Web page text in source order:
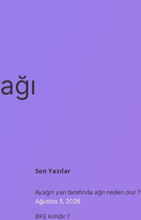
SIDEBAR
Son Yazılar
Ayağın yan tarafında ağrı neden olur ?
Ağustos 5, 2026
BKE kimdir ?